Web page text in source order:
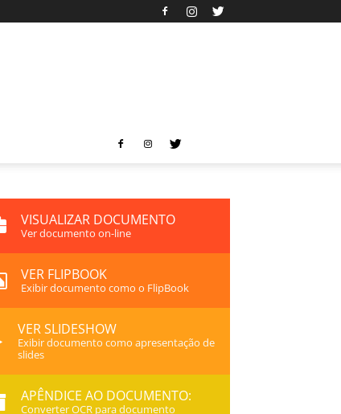
VISUALIZAR DOCUMENTO
Ver documento on-line
VER FLIPBOOK
Exibir documento como o FlipBook
VER SLIDESHOW
Exibir documento como apresentação de
slides
APÊNDICE AO DOCUMENTO:
Converter OCR para documento